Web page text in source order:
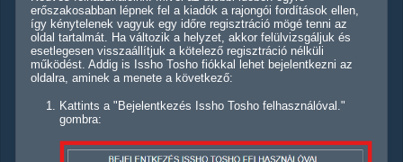
erőszakosabban lépnek fel a kiadók a rajongói fordítások ellen,
így kénytelenek vagyuk egy időre regisztráció mögé tenni az
oldal tartalmát. Ha változik a helyzet, akkor felülvizsgáljuk és
esetlegesen visszaállítjuk a kötelező regisztráció nélküli
működést. Addig is Issho Tosho fiókkal lehet bejelentkezni az
oldalra, aminek a menete a következő:
Kattints a "Bejelentkezés Issho Tosho felhasználóval."
gombra: